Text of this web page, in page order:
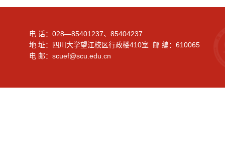
电 话：028—85401237、85404237
地 址：四川大学望江校区行政楼410室 邮 编：610065
电 邮：scuef@scu.edu.cn